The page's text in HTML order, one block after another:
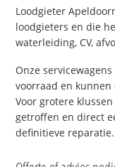
Loodgieter
loodgieters en die
waterleiding, CV,
Onze
voorraad en
Voor grotere
getroffen en direct
definitieve reparatie.